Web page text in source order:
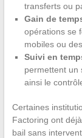
transferts ou
Gain de
opérations se
mobiles ou
Suivi en
permettent un
ainsi le
Certaines
Factoring ont
bail sans